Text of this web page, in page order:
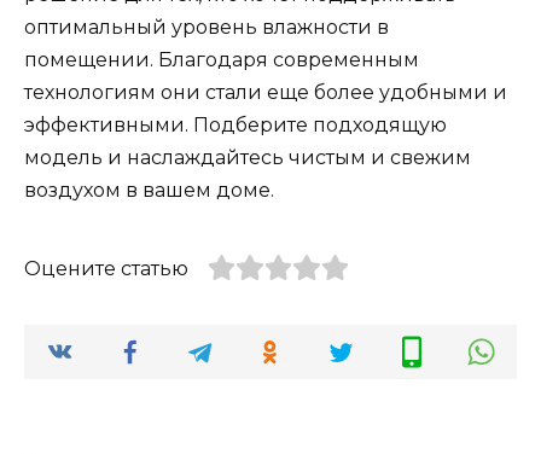
оптимальный уровень влажности в
помещении. Благодаря современным
технологиям они стали еще более удобными и
эффективными. Подберите подходящую
модель и наслаждайтесь чистым и свежим
воздухом в вашем доме.
Оцените статью